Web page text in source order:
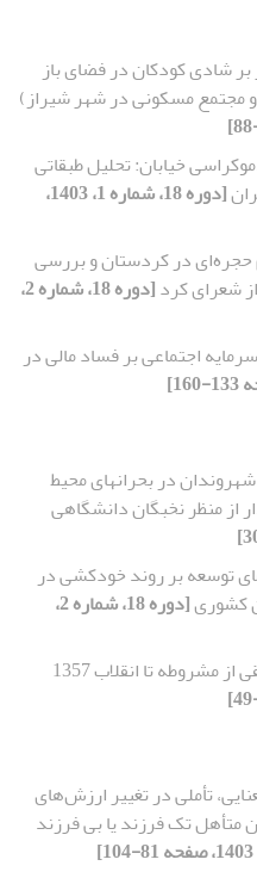
بر شادی کودکان در فضای باز
مجتمع مسکونی در شهر شیراز)
خیابان: تحلیل طبقاتی
[دوره 18، شماره 1، 1403،
حجره‌ای در کردستان و بررسی
شعرای کرد
[دوره 18، شماره 2،
اجتماعی بر فساد مالی در
شهروندان در بحران­های محیط
از منظر نخبگان دانشگاهی
توسعه بر روند خودکشی در
کشوری
[دوره 18، شماره 2،
مشروطه تا انقلاب 1357
تأملی در تغییر ارزش‌های
متأهل تک ­فرزند یا بی ­فرزند